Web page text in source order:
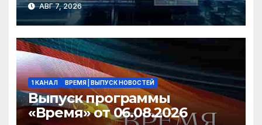
АВГ 7, 2026
1 КАНАЛ ВРЕМЯ | ВЫПУСК НОВОСТЕЙ
Выпуск программы
«Время» от 06.08.2026